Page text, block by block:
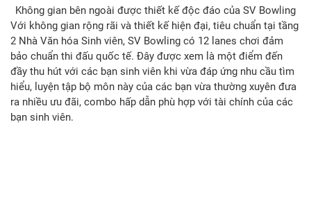
Không gian bên ngoài được thiết kế độc đáo của SV Bowling
Với không gian rộng rãi và thiết kế hiện đại, tiêu chuẩn tại tầng
2 Nhà Văn hóa Sinh viên, SV Bowling có 12 lanes chơi đảm
bảo chuẩn thi đấu quốc tế. Đây được xem là một điểm đến
đầy thu hút với các bạn sinh viên khi vừa đáp ứng nhu cầu tìm
hiểu, luyện tập bộ môn này của các bạn vừa thường xuyên đưa
ra nhiều ưu đãi, combo hấp dẫn phù hợp với tài chính của các
bạn sinh viên.